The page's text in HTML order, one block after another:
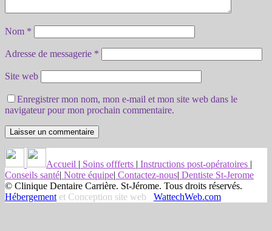
Nom *
Adresse de messagerie *
Site web
Enregistrer mon nom, mon e-mail et mon site web dans le
navigateur pour mon prochain commentaire.
Accueil | Soins offferts | Instructions post-opératoires |
Conseils santé| Notre équipe| Contactez-nous| Dentiste St-Jerome
© Clinique Dentaire Carrière. St-Jérome. Tous droits réservés.
Hébergement et Conception site web WattechWeb.com